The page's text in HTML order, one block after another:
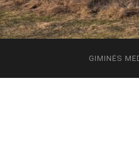
GIMINĖS